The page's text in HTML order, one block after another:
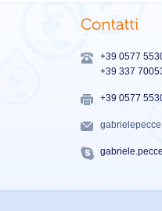
+39 0577
+39 337
+39 0577